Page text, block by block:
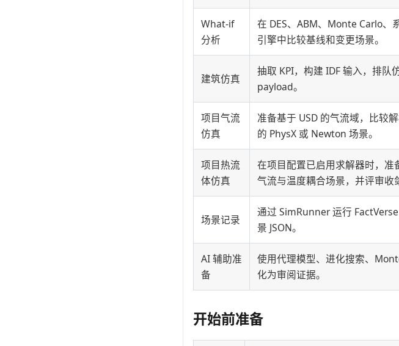
What-if
分析
在 DES、ABM、Monte Carlo、
引擎中比较基线和变更场景。
建筑仿真
抽取 KPI，构建 IDF 输入，排队
payload。
项目气流
仿真
准备基于 USD 的气流域，比较
的 PhysX 或 Newton 场景。
项目热流
体仿真
在项目配置已启用求解器时，
气流与温度耦合场景，并评审收
场景记录
通过 SimRunner 运行
景 JSON。
AI 辅助准
备
使用代理模型、进化搜索、
化为审阅证据。
开始前准备